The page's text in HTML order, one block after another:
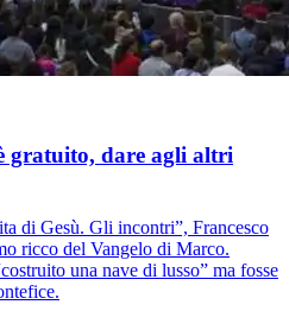
gratuito, dare agli altri
di Gesù. Gli incontri”, Francesco
ricco del Vangelo di Marco.
una nave di lusso” ma fosse